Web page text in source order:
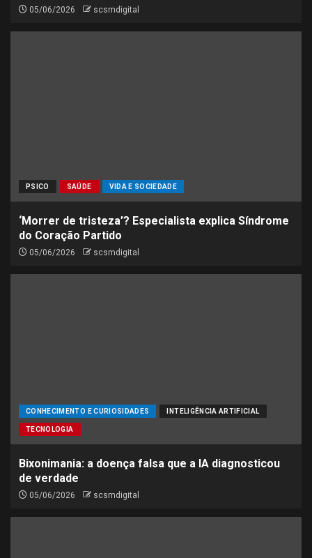
05/06/2026 scsmdigital
PSICO SAÚDE VIDA E SOCIEDADE
‘Morrer de tristeza’? Especialista explica Síndrome
do Coração Partido
05/06/2026 scsmdigital
CONHECIMENTO E CURIOSIDADES INTELIGÊNCIA ARTIFICIAL
TECNOLOGIA
Bixonimania: a doença falsa que a IA diagnosticou
de verdade
05/06/2026 scsmdigital